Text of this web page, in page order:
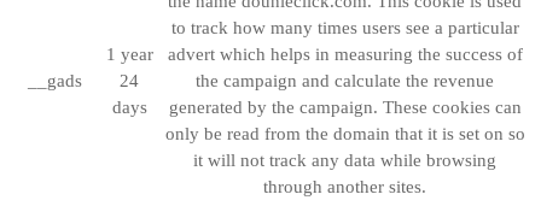
__gads
1 year
24
days
to track how many times users see a particular
advert which helps in measuring the success of
the campaign and calculate the revenue
generated by the campaign. These cookies can
only be read from the domain that it is set on so
it will not track any data while browsing
through another sites.